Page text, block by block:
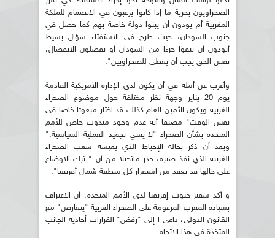
الصحراويون بحرية ما إذا كانوا يرغبون في الانضمام للملكة
المغربية أم يودون أن يبنوا دولة خاصة بهم كما حصل في
جنوب السودان، حيث طرح في الاستفتاء سؤال بسيط
أتودون أن تبقوا جزءا من السودان أو تفضلون الانفصال،
نفس الحق يجب أن يعطى للصحراويين".
وأعرب عن أمله في أن يكون لدى الإدارة الأمريكية القادمة
يوم 20 يناير وجهة نظر مختلفة حول موضوع الصحراء
الغربية ويكون الأمين العام كذلك قد اختار مبعوثا خاصا في
نفس الوقت" مضيفا أنه عدم وجود مندوب خاص للأمم
المتحدة بشأن الصحراء "لا يعني تجميد العملية السياسية."
وبعد أن ذكر بحالة الإحباط الذي يعيشه شعب الصحراء
الغربية الذي نفذ صبره، حذر ماتجيلا من أن " ترك الاوضاع
على حالها قد تعقد من استقرار كل منطقة شمال أفريقيا".
و أكد سفير جنوب إفريقيا لدى الأمم المتحدة، أن الاعتراف
بسيادة المغرب المزعومة على الصحراء الغربية "يتعارض" مع
القانون الدولي، داعي ا إلى "رفض" القرارات أحادية الجانب
المتخذة في هذا الاتجاه.